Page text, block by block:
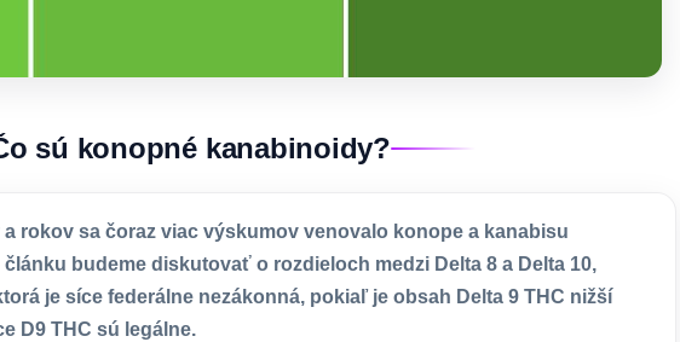
sú konopné kanabinoidy?
rokov sa čoraz viac výskumov venovalo konope a kanabisu
budeme diskutovať o rozdieloch medzi Delta 8 a Delta 10,
je síce federálne nezákonná, pokiaľ je obsah Delta 9 THC nižší
D9 THC sú legálne.